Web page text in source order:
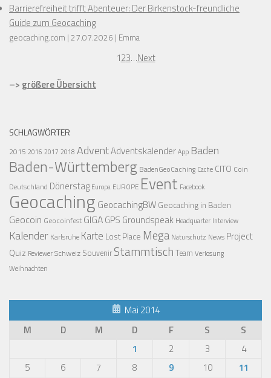
Barrierefreiheit trifft Abenteuer: Der Birkenstock-freundliche
Guide zum Geocaching
geocaching.com 27.07.2026 Emma
123…Next
–> größere Übersicht
SCHLAGWÖRTER
2015 2016 2017 2018 AdventAdventskalenderApp Baden
Baden-Württemberg BadenGeoCaching Cache CITO Coin
Deutschland Dönerstag Europa EUROPE Event Facebook
Geocaching GeocachingBW Geocaching in Baden
Geocoin Geocoinfest GIGAGPS Groundspeak Headquarter Interview
Kalender Karlsruhe Karte Lost Place Mega Naturschutz News Project
Quiz ReviewerSchweiz Souvenir Stammtisch Team Verlosung
Weihnachten
Mai 2014
M
D M D F S
S
1
2 3
4
5
6 7 8 9 10
11